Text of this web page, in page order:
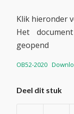
Klik hieronder
Het
geopend
OB52-2020
Deel dit stuk